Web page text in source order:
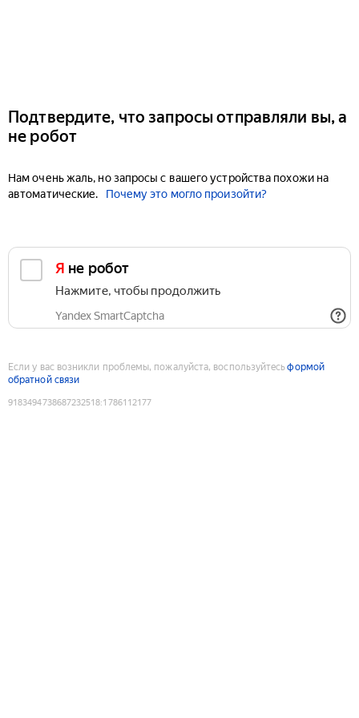
Подтвердите, что запросы отправляли вы, а
не робот
Нам очень жаль, но запросы с вашего устройства похожи на
автоматические.
Почему это могло произойти?
Я не робот
Нажмите, чтобы продолжить
Yandex SmartCaptcha
Если у вас возникли проблемы, пожалуйста, воспользуйтесьформой
обратной связи
9183494738687232518:1786112177